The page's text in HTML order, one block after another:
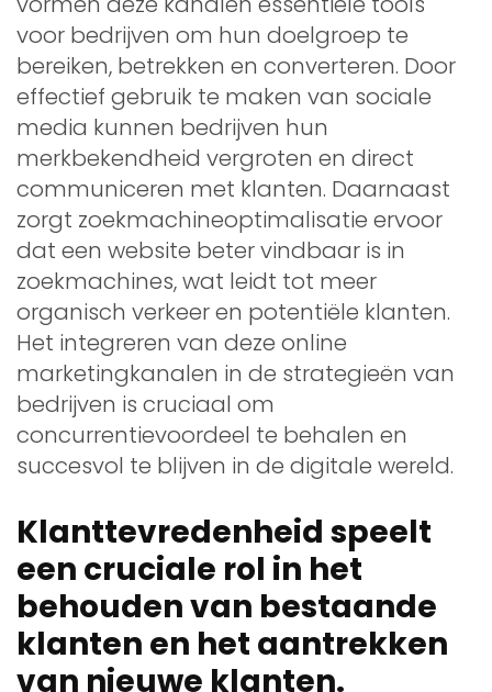
voor bedrijven om hun doelgroep te
bereiken, betrekken en converteren. Door
effectief gebruik te maken van sociale
media kunnen bedrijven hun
merkbekendheid vergroten en direct
communiceren met klanten. Daarnaast
zorgt zoekmachineoptimalisatie ervoor
dat een website beter vindbaar is in
zoekmachines, wat leidt tot meer
organisch verkeer en potentiële klanten.
Het integreren van deze online
marketingkanalen in de strategieën van
bedrijven is cruciaal om
concurrentievoordeel te behalen en
succesvol te blijven in de digitale wereld.
Klanttevredenheid speelt
een cruciale rol in het
behouden van bestaande
klanten en het aantrekken
van nieuwe klanten.